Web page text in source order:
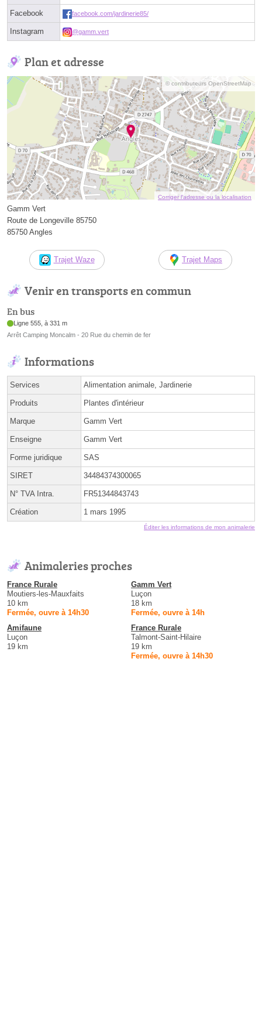
Facebook facebook.com/jardinerie85/
Instagram @gamm.vert
Plan et adresse
© contributeurs OpenStreetMap
Corriger l’adresse ou la localisation
Gamm Vert
Route de Longeville 85750
85750 Angles
Trajet Waze Trajet Maps
Venir en transports en commun
En bus
Ligne 555, à 331 m
Arrêt Camping Moncalm - 20 Rue du chemin de fer
Informations
Services Alimentation animale, Jardinerie
Produits Plantes d'intérieur
Marque Gamm Vert
Enseigne Gamm Vert
Forme juridique SAS
SIRET 34484374300065
N° TVA Intra. FR51344843743
Création 1 mars 1995
Éditer les informations de mon animalerie
Animaleries proches
France Rurale
Moutiers-les-Mauxfaits
10 km
Fermée, ouvre à 14h30
Gamm Vert
Luçon
18 km
Fermée, ouvre à 14h
Amifaune
Luçon
19 km
France Rurale
Talmont-Saint-Hilaire
19 km
Fermée, ouvre à 14h30